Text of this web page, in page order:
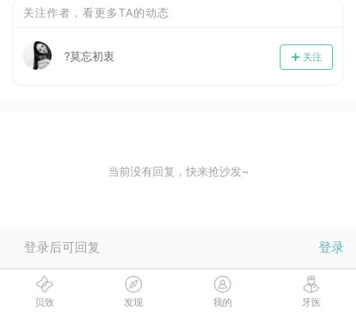
关注作者，看更多TA的动态
关注
?莫忘初衷
当前没有回复，快来抢沙发~
登录后可回复 登录
贝致 发现 我的 牙医